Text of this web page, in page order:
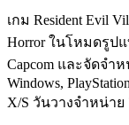
เกม Resident Evil
Horror ในโหมดรูปแ
Capcom และจัดจำ
Windows,
X/S วันวางจำหน่าย